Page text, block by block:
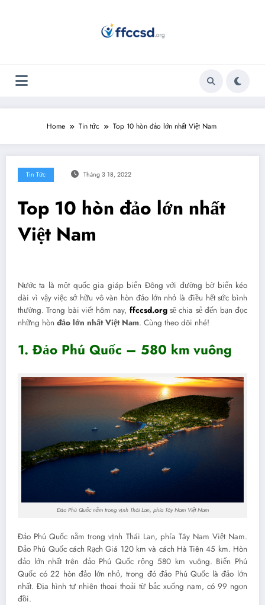
Home Tin tức Top 10 hòn đảo lớn nhất Việt Nam
Tin Tức Tháng 3 18, 2022
Top 10 hòn đảo lớn nhất
Việt Nam
Nước ta là một quốc gia giáp biển Đông với đường bờ biển kéo
dài vì vậy việc sở hữu vô vàn hòn đảo lớn nhỏ là điều hết sức bình
thường. Trong bài viết hôm nay, ffccsd.orgsẽ chia sẻ đến bạn đọc
những hòn đảo lớn nhất Việt Nam. Cùng theo dõi nhé!
1. Đảo Phú Quốc – 580 km vuông
Đảo Phú Quốc nằm trong vịnh Thái Lan, phía Tây Nam Việt Nam
Đảo Phú Quốc nằm trong vịnh Thái Lan, phía Tây Nam Việt Nam.
Đảo Phú Quốc cách Rạch Giá 120 km và cách Hà Tiên 45 km. Hòn
đảo lớn nhất trên đảo Phú Quốc rộng 580 km vuông. Biển Phú
Quốc có 22 hòn đảo lớn nhỏ, trong đó đảo Phú Quốc là đảo lớn
nhất. Địa hình tự nhiên thoai thoải từ bắc xuống nam, có 99 ngọn
đồi.